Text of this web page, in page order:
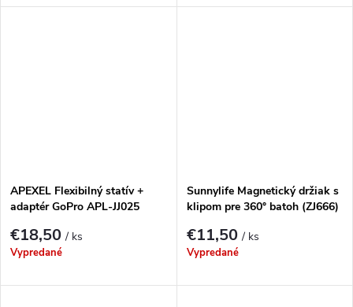
APEXEL Flexibilný statív +
adaptér GoPro APL-JJ025
€18,50/ ks
Vypredané
Sunnylife Magnetický držiak s
klipom pre 360° batoh (ZJ666)
€11,50/ ks
Vypredané